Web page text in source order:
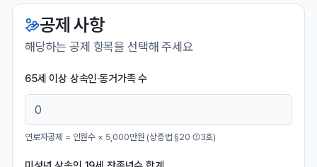
공제 사항
해당하는 공제 항목을 선택해 주세요
65세 이상 상속인·동거가족 수
연로자공제 = 인원수 × 5,000만원 (상증법 §20 ①3호)